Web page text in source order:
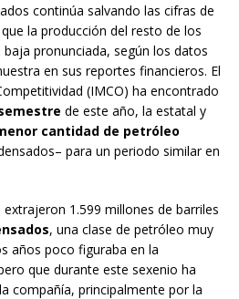
continúa salvando las cifras de
la producción del resto de los
pronunciada, según los datos
en sus reportes financieros. El
(IMCO) ha encontrado
de este año, la estatal y
cantidad de petróleo
para un periodo similar en
1.599 millones de barriles
, una clase de petróleo muy
años poco figuraba en la
que durante este sexenio ha
compañía, principalmente por la